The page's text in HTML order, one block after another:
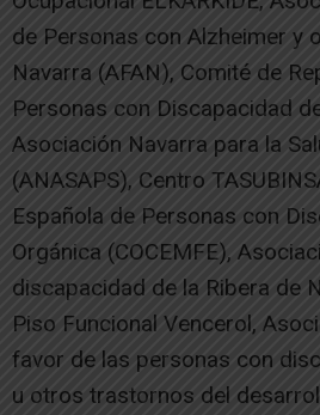
de Personas con Alzheimer y
Navarra (AFAN), Comité de
Personas con Discapacidad
Asociación Navarra para la
(ANASAPS), Centro
Española de Personas con
Orgánica (COCEMFE),
discapacidad de la Ribera de
Piso Funcional Vencerol,
favor de las personas con
u otros trastornos del